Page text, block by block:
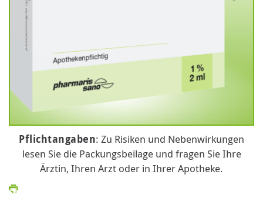
Pflichtangaben: Zu Risiken und Nebenwirkungen
lesen Sie die Packungsbeilage und fragen Sie Ihre
Ärztin, Ihren Arzt oder in Ihrer Apotheke.